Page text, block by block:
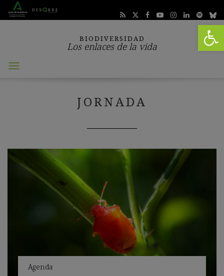
Abrir
BIODIVERSIDAD
Los enlaces de la vida
Abrir
JORNADA
Agenda